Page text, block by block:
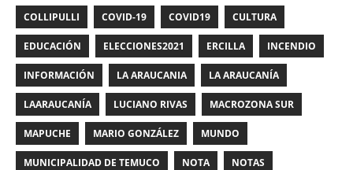
COLLIPULLI COVID-19 COVID19 CULTURA
EDUCACIÓN ELECCIONES2021 ERCILLA INCENDIO
INFORMACIÓN LA ARAUCANIA LA ARAUCANÍA
LAARAUCANÍA LUCIANO RIVAS MACROZONA SUR
MAPUCHE MARIO GONZÁLEZ MUNDO
MUNICIPALIDAD DE TEMUCO NOTA NOTAS